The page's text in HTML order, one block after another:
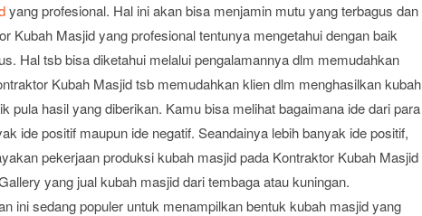
yang profesional. Hal ini akan bisa menjamin mutu yang terbagus dan
Kubah Masjid yang profesional tentunya mengetahui dengan baik
Hal tsb bisa diketahui melalui pengalamannya dlm memudahkan
Kubah Masjid tsb memudahkan klien dlm menghasilkan kubah
pula hasil yang diberikan. Kamu bisa melihat bagaimana ide dari para
ide positif maupun ide negatif. Seandainya lebih banyak ide positif,
pekerjaan produksi kubah masjid pada Kontraktor Kubah Masjid
yang jual kubah masjid dari tembaga atau kuningan.
ini sedang populer untuk menampilkan bentuk kubah masjid yang